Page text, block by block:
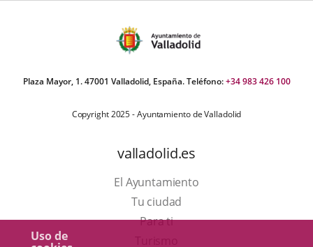
Uso de
Plaza Mayor, 1. 47001 Valladolid, España. Teléfono:+34 983 426 100
Copyright 2025 - Ayuntamiento de Valladolid
valladolid.es
El Ayuntamiento
Tu ciudad
Para ti